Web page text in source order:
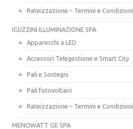
Rateizzazione – Termini e Condizioni
IGUZZINI ILLUMINAZIONE SPA
Apparecchi a LED
Accessori Telegestione e Smart City
Pali e Sostegni
Pali fotovoltaici
Rateizzazione – Termini e Condizioni
MENOWATT GE SPA